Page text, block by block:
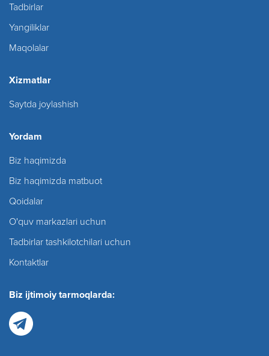
Tadbirlar
Yangiliklar
Maqolalar
Xizmatlar
Saytda joylashish
Yordam
Biz haqimizda
Biz haqimizda matbuot
Qoidalar
O'quv markazlari uchun
Tadbirlar tashkilotchilari uchun
Kontaktlar
Biz ijtimoiy tarmoqlarda: